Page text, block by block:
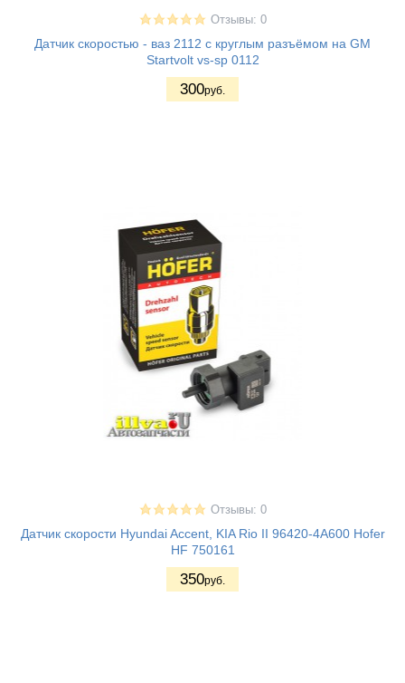
Отзывы: 0
Датчик скоростью - ваз 2112 с круглым разъёмом на GM
Startvolt vs-sp 0112
300руб.
Отзывы: 0
Датчик скорости Hyundai Accent, KIA Rio II 96420-4A600 Hofer
HF 750161
350руб.